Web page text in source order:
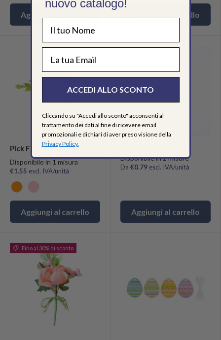
Aggiungi al carrello Aggiungi al carrello
Pick Fiori di Campo
Disponibile in 1 misura
€1.55 escl. IVA/unità
Arancio
Rosa
Aggiungi al carrello
Disponibile in 2 misure
Da €0.79 escl. IVA/unità
Aggiungi al carrello
Fino al 30% di sconto
nuovo catalogo!
ACCEDI ALLO SCONTO
Cliccando su "Accedi allo sconto" acconsenti al
trattamento dei dati al fine di ricevere email
promozionali e dichiari di aver preso visione della
Privacy Policy.